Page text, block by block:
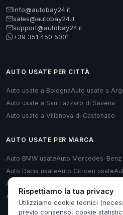
info@autobay24.it
sales@autobay24.it
support@autobay24.it
+39 351 450 5001
AUTO USATE PER CITTÀ
Auto usate a BolognaAuto usate a
Auto usate a San Lazzaro di Savena
Auto usate a Villanova di Castenaso
AUTO USATE PER MARCA
Auto BMW usateAuto Mercedes-Benz
Auto Dacia usateAuto Citroen usate
Auto Renault usate
Auto Audi usate
Rispettiamo la tua privacy
Utilizziamo cookie tecnici
previo consenso, cookie